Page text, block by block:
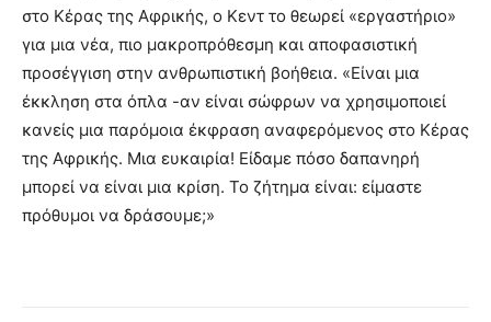
στο Κέρας της Αφρικής, ο Κεντ το θεωρεί «εργαστήριο»
για μια νέα, πιο μακροπρόθεσμη και αποφασιστική
προσέγγιση στην ανθρωπιστική βοήθεια. «Είναι μια
έκκληση στα όπλα -αν είναι σώφρων να χρησιμοποιεί
κανείς μια παρόμοια έκφραση αναφερόμενος στο Κέρας
της Αφρικής. Μια ευκαιρία! Είδαμε πόσο δαπανηρή
μπορεί να είναι μια κρίση. Το ζήτημα είναι: είμαστε
πρόθυμοι να δράσουμε;»